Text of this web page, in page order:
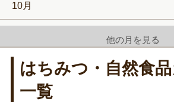
10月
12月
他の月を見る
はちみつ・自然食
一覧